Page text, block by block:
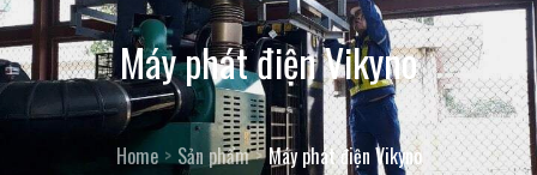
Máy phát điện Vikyno
Home Sản phẩm Máy phát điện Vikyno